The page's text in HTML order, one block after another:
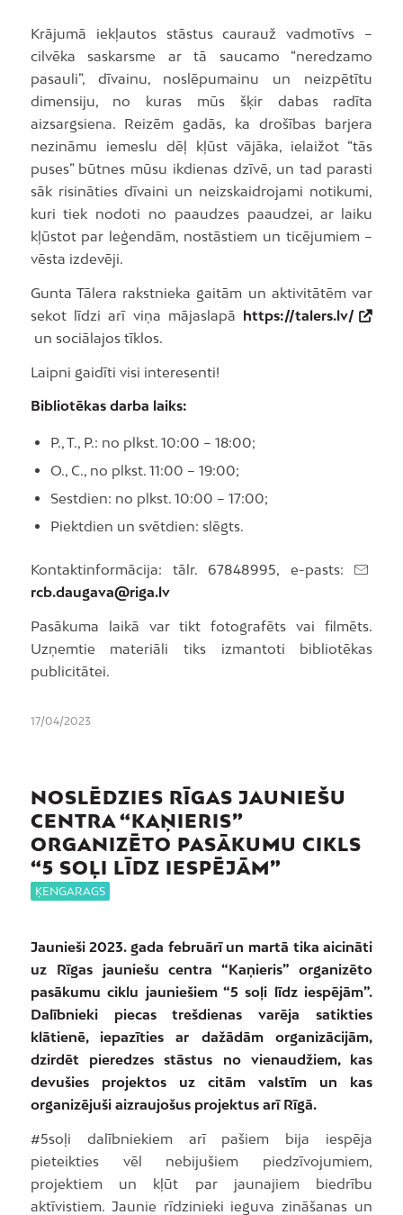
Krājumā iekļautos stāstus caurauž vadmotīvs –
cilvēka saskarsme ar tā saucamo “neredzamo
pasauli”, dīvainu, noslēpumainu un neizpētītu
dimensiju, no kuras mūs šķir dabas radīta
aizsargsiena. Reizēm gadās, ka drošības barjera
nezināmu iemeslu dēļ kļūst vājāka, ielaižot “tās
puses” būtnes mūsu ikdienas dzīvē, un tad parasti
sāk risināties dīvaini un neizskaidrojami notikumi,
kuri tiek nodoti no paaudzes paaudzei, ar laiku
kļūstot par leģendām, nostāstiem un ticējumiem –
vēsta izdevēji.
Gunta Tālera rakstnieka gaitām un aktivitātēm var
sekot līdzi arī viņa mājaslapā https://talers.lv/
un sociālajos tīklos.
Laipni gaidīti visi interesenti!
Bibliotēkas darba laiks:
P., T., P.: no plkst. 10:00 – 18:00;
O., C., no plkst. 11:00 – 19:00;
Sestdien: no plkst. 10:00 – 17:00;
Piektdien un svētdien: slēgts.
Kontaktinformācija: tālr. 67848995, e-pasts:
rcb.daugava@riga.lv
Pasākuma laikā var tikt fotografēts vai filmēts.
Uzņemtie materiāli tiks izmantoti bibliotēkas
publicitātei.
17/04/2023
NOSLĒDZIES RĪGAS JAUNIEŠU
CENTRA “KAŅIERIS”
ORGANIZĒTO PASĀKUMU CIKLS
“5 SOĻI LĪDZ IESPĒJĀM”
ĶENGARAGS
Jaunieši 2023. gada februārī un martā tika aicināti
uz Rīgas jauniešu centra “Kaņieris” organizēto
pasākumu ciklu jauniešiem “5 soļi līdz iespējām”.
Dalībnieki piecas trešdienas varēja satikties
klātienē, iepazīties ar dažādām organizācijām,
dzirdēt pieredzes stāstus no vienaudžiem, kas
devušies projektos uz citām valstīm un kas
organizējuši aizraujošus projektus arī Rīgā.
#5soļi dalībniekiem arī pašiem bija iespēja
pieteikties vēl nebijušiem piedzīvojumiem,
projektiem un kļūt par jaunajiem biedrību
aktīvistiem. Jaunie rīdzinieki ieguva zināšanas un